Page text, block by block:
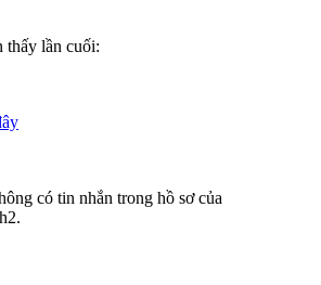
thấy lần cuối:
có tin nhắn trong hồ sơ của